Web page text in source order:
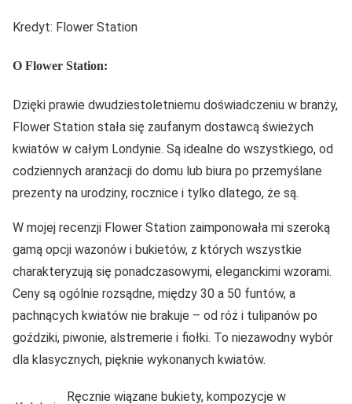
Kredyt: Flower Station
O Flower Station:
Dzięki prawie dwudziestoletniemu doświadczeniu w branży,
Flower Station stała się zaufanym dostawcą świeżych
kwiatów w całym Londynie. Są idealne do wszystkiego, od
codziennych aranżacji do domu lub biura po przemyślane
prezenty na urodziny, rocznice i tylko dlatego, że są.
W mojej recenzji Flower Station zaimponowała mi szeroką
gamą opcji wazonów i bukietów, z których wszystkie
charakteryzują się ponadczasowymi, eleganckimi wzorami.
Ceny są ogólnie rozsądne, między 30 a 50 funtów, a
pachnących kwiatów nie brakuje – od róż i tulipanów po
goździki, piwonie, alstremerie i fiołki. To niezawodny wybór
dla klasycznych, pięknie wykonanych kwiatów.
Ręcznie wiązane bukiety, kompozycje w